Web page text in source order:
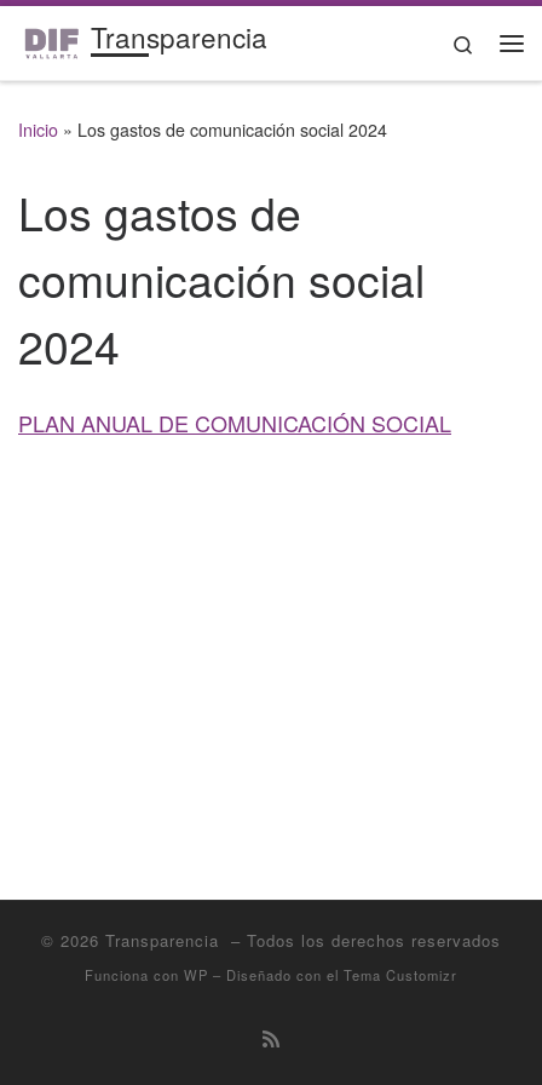
Saltar al contenido
Transparencia
Search
Inicio » Los gastos de comunicación social 2024
Los gastos de
comunicación social
2024
PLAN ANUAL DE COMUNICACIÓN SOCIAL
© 2026 Transparencia – Todos los derechos reservados
Funciona con WP – Diseñado con el Tema Customizr